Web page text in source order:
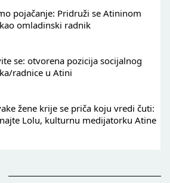
pojačanje: Pridruži se Atininom
omladinski radnik
se: otvorena pozicija socijalnog
radnice u Atini
žene krije se priča koju vredi čuti:
Lolu, kulturnu medijatorku Atine